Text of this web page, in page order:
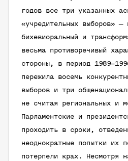
годов все три указанных
«учредительных выборов» —
бихевиоральный и
весьма противоречивый
стороны, в период
пережила восемь
выборов и три
не считая региональных и
Парламентские и
проходить в сроки,
неоднократные попытки их
потерпели крах. Несмотря